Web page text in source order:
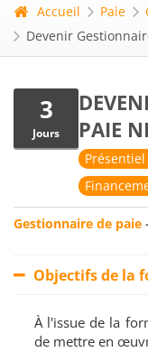
Accueil Paie
Devenir
3
Jours
PAIE
Gestionnaire de paie
Objectifs de la
À l'issue de la
de mettre en